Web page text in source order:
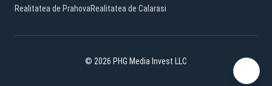
Realitatea de PrahovaRealitatea de Calarasi
© 2026 PHG Media Invest LLC